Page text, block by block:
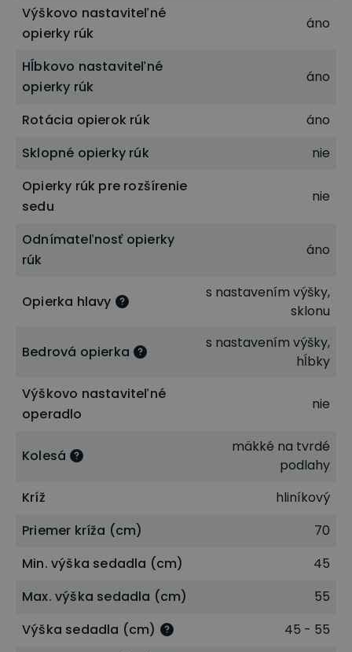
Pod poťahom nájdete výplň v podobe za studena
vstrekovanej peny, ktorá vyniká predovšetkým
svojou vysokou hustotou a vynikajúcou odolnosťou
proti presedeniu.
Sedák aj operadlo vo vzájomnej synchrónii
ktorá má vynikajúce ergonomické vlastnosti pre
hojdaní sa totiž pohybuje sedák zároveň s
operadlom. Ak sa opriete dozadu, čiastočne sa
spolu s operadlom zdvihne aj sedák. Nie však do
takej miery, ako je to u hojdacej mechaniky, čo
prispieva k zdravšiemu spôsobu sedenia. Odpor
polohovania je možné nastaviť pomocou skrutky
hmotnosti – tzv. ľahko nastaviť protiváhu.
Výškovo nastaviteľné
opierky rúk
áno
Hĺbkovo nastaviteľné
opierky rúk
áno
Rotácia opierok rúk
áno
Sklopné opierky rúk
nie
Opierky rúk pre rozšírenie
sedu
nie
Odnímateľnosť opierky
rúk
áno
Opierka hlavy
s nastavením výšky,
sklonu
Bedrová opierka
s nastavením výšky,
hĺbky
Výškovo nastaviteľné
operadlo
nie
Kolesá
mäkké na tvrdé
podlahy
Kríž
hliníkový
Priemer kríža (cm)
70
Min. výška sedadla (cm)
45
Max. výška sedadla (cm)
55
Výška sedadla (cm)
45 - 55